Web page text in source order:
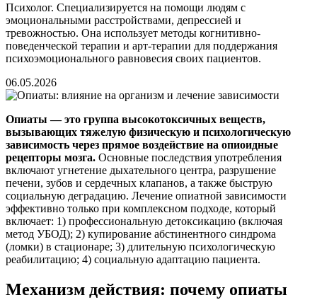
Психолог. Специализируется на помощи людям с
эмоциональными расстройствами, депрессией и
тревожностью. Она использует методы когнитивно-
поведенческой терапии и арт-терапии для поддержания
психоэмоционального равновесия своих пациентов.
06.05.2026
Опиаты — это группа высокотоксичных веществ,
вызывающих тяжелую физическую и психологическую
зависимость через прямое воздействие на опиоидные
рецепторы мозга. Основные последствия употребления
включают угнетение дыхательного центра, разрушение
печени, зубов и сердечных клапанов, а также быструю
социальную деградацию. Лечение опиатной зависимости
эффективно только при комплексном подходе, который
включает: 1) профессиональную детоксикацию (включая
метод УБОД); 2) купирование абстинентного синдрома
(ломки) в стационаре; 3) длительную психологическую
реабилитацию; 4) социальную адаптацию пациента.
Механизм действия: почему опиаты